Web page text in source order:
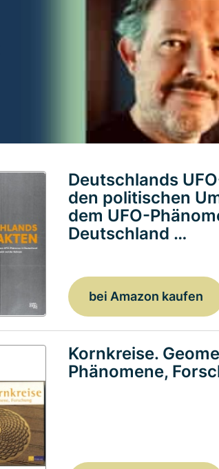
Deutschlands
den politischen
dem UFO-
Deutschland …
bei Amazon kaufen
Kornkreise.
Phänomene,